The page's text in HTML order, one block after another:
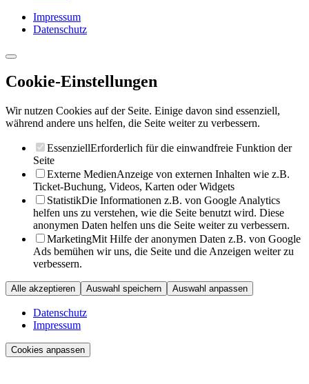
Impressum
Datenschutz
Cookie-Einstellungen
Wir nutzen Cookies auf der Seite. Einige davon sind essenziell,
während andere uns helfen, die Seite weiter zu verbessern.
EssenziellErforderlich für die einwandfreie Funktion der
Seite
Externe MedienAnzeige von externen Inhalten wie z.B.
Ticket-Buchung, Videos, Karten oder Widgets
StatistikDie Informationen z.B. von Google Analytics
helfen uns zu verstehen, wie die Seite benutzt wird. Diese
anonymen Daten helfen uns die Seite weiter zu verbessern.
MarketingMit Hilfe der anonymen Daten z.B. von Google
Ads bemühen wir uns, die Seite und die Anzeigen weiter zu
verbessern.
Alle akzeptieren Auswahl speichern Auswahl anpassen
Datenschutz
Impressum
Cookies anpassen